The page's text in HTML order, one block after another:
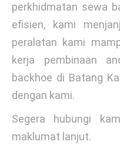
perkhidmatan sewa
efisien, kami
peralatan kami
kerja pembinaan
backhoe di Batang
dengan kami.
Segera hubungi
maklumat lanjut.